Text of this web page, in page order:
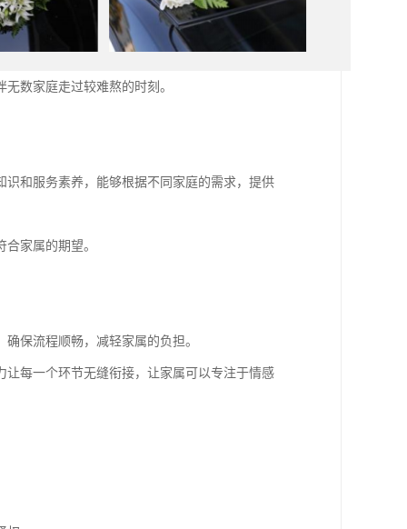
数家庭走过较难熬的时刻。
和服务素养，能够根据不同家庭的需求，提供
家属的期望。
保流程顺畅，减轻家属的负担。
每一个环节无缝衔接，让家属可以专注于情感